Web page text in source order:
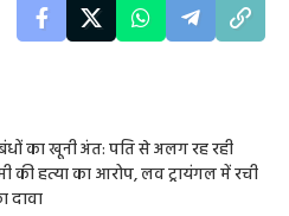
का खूनी अंत: पति से अलग रह रही
की हत्या का आरोप, लव ट्रायंगल में रची
दावा